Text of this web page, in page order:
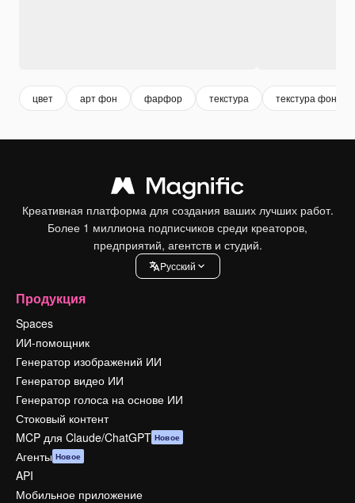
цвет арт фон фарфор текстура текстура фон
Креативная платформа для создания ваших лучших работ.
Более 1 миллиона подписчиков среди креаторов,
предприятий, агентств и студий.
Pусский
Продукция
Spaces
ИИ-помощник
Генератор изображений ИИ
Генератор видео ИИ
Генератор голоса на основе ИИ
Стоковый контент
MCP для Claude/ChatGPT Новое
Агенты Новое
API
Мобильное приложение